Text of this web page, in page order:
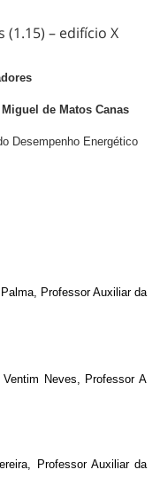
– edifício X
de Matos Canas
Desempenho Energético
Professor Auxiliar da
Neves, Professor A
Professor Auxiliar da